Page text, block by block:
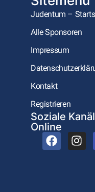
Judentum –
Alle Sponsoren
Impressum
Kontakt
Registrieren
Soziale
Online